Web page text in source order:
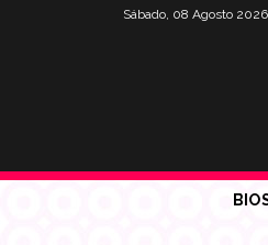
Sábado, 08 Agosto 2026